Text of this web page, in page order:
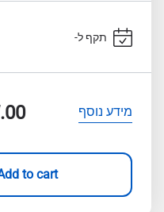
תקף ל-
מידע נוסף
to cart